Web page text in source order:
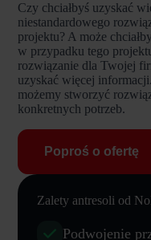
Czy chciałbyś uzyskać
niestandardowego
projektu? A może
w przypadku tego
rozwiązanie dla Twojej
uzyskać więcej
możemy stworzyć
konkretnych potrzeb.
Poproś o ofertę
Zalety antresoli od
Podwojenie